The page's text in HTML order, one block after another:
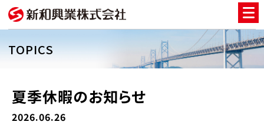
TOPICS
夏季休暇のお知らせ
2026.06.26